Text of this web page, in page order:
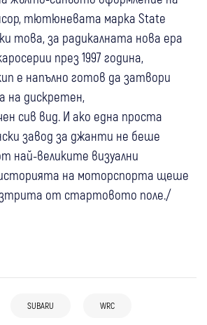
тютюневата марка State
това, за радикалната нова ера
през 1997 година,
е напълно готов да затвори
на дискретен,
сив вид. И ако една проста
завод за джанти не беше
най-великите визуални
на моторспорта щеше
от стартовото поле./
SUBARU WRC